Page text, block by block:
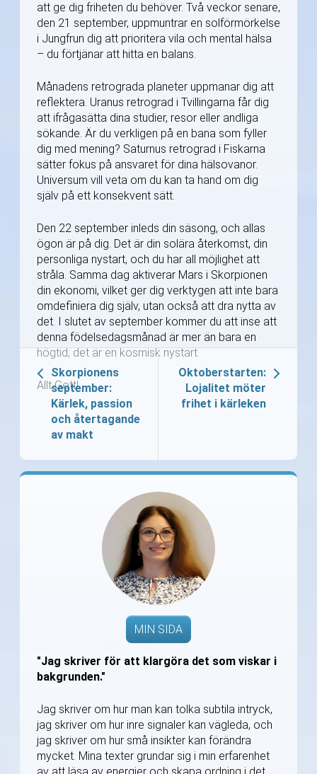
att ge dig friheten du behöver. Två veckor senare,
den 21 september, uppmuntrar en solförmörkelse
i Jungfrun dig att prioritera vila och mental hälsa
– du förtjänar att hitta en balans.
Månadens retrograda planeter uppmanar dig att
reflektera. Uranus retrograd i Tvillingarna får dig
att ifrågasätta dina studier, resor eller andliga
sökande. Är du verkligen på en bana som fyller
dig med mening? Saturnus retrograd i Fiskarna
sätter fokus på ansvaret för dina hälsovanor.
Universum vill veta om du kan ta hand om dig
själv på ett konsekvent sätt.
Den 22 september inleds din säsong, och allas
ögon är på dig. Det är din solära återkomst, din
personliga nystart, och du har all möjlighet att
stråla. Samma dag aktiverar Mars i Skorpionen
din ekonomi, vilket ger dig verktygen att inte bara
omdefiniera dig själv, utan också att dra nytta av
det. I slutet av september kommer du att inse att
denna födelsedagsmånad är mer än bara en
högtid; det är en kosmisk nystart.
Allt Gott!
Skorpionens
september:
Kärlek, passion
och återtagande
av makt
Oktoberstarten:
Lojalitet möter
frihet i kärleken
MIN SIDA
"Jag skriver för att klargöra det som viskar i
bakgrunden."
Jag skriver om hur man kan tolka subtila intryck,
jag skriver om hur inre signaler kan vägleda, och
jag skriver om hur små insikter kan förändra
mycket. Mina texter grundar sig i min erfarenhet